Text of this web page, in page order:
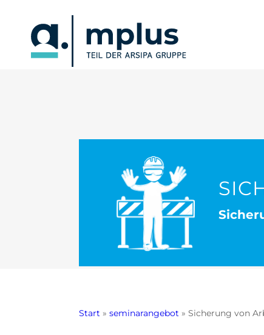
Start » seminarangebot » Sicherung von